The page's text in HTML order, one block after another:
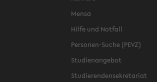
Mensa
Hilfe und Notfall
Personen-Suche (PEVZ)
Studienangebot
Studierendensekretariat